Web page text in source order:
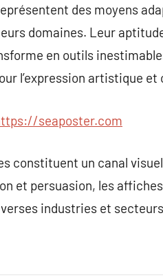
des moyens
domaines. Leur
en outils
l’expression artistique et
seaposter.com
constituent un canal
et persuasion, les
industries et